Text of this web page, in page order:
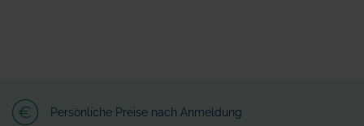
Persönliche Preise nach Anmeldung